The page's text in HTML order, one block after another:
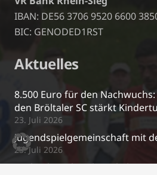
IBAN: DE56 3706 9520 6600
BIC: GENODED1RST
Aktuelles
8.500 Euro für den
den Bröltaler SC stärkt
23. Juli 2026
Jugendspielgemeinschaft mit
23. Juli 2026
Michael Mechtenberg kehrt